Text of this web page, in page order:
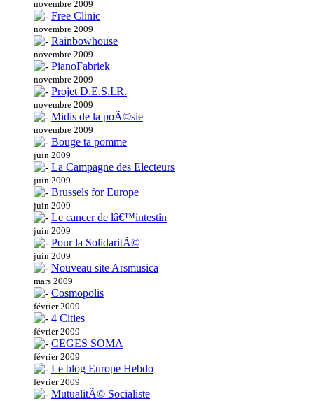
novembre 2009
Free Clinic
novembre 2009
Rainbowhouse
novembre 2009
PianoFabriek
novembre 2009
Projet D.E.S.I.R.
novembre 2009
Midis de la poÃ©sie
novembre 2009
Bouge ta pomme
juin 2009
La Campagne des Electeurs
juin 2009
Brussels for Europe
juin 2009
Le cancer de lâ€™intestin
juin 2009
Pour la SolidaritÃ©
juin 2009
Nouveau site Arsmusica
mars 2009
Cosmopolis
février 2009
4 Cities
février 2009
CEGES SOMA
février 2009
Le blog Europe Hebdo
février 2009
MutualitÃ© Socialiste